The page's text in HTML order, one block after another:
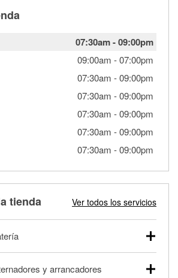
07:30am-09:00pm
09:00am -07:00pm
07:30am -09:00pm
07:30am -09:00pm
07:30am -09:00pm
07:30am -09:00pm
07:30am -09:00pm
tienda Ver todos los servicios
SUVs, vehículos comerciales y
y arrancadores